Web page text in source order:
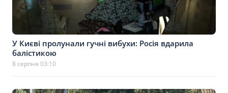
У Києві пролунали гучні вибухи: Росія вдарила
балістикою
8 серпня 03:10